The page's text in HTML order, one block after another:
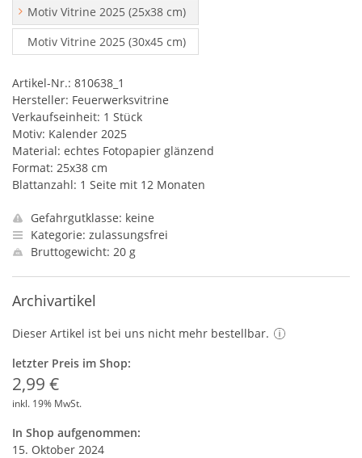
Motiv Vitrine 2025 (25x38 cm)
Motiv Vitrine 2025 (30x45 cm)
Artikel-Nr.: 810638_1
Hersteller: Feuerwerksvitrine
Verkaufseinheit: 1 Stück
Motiv: Kalender 2025
Material: echtes Fotopapier glänzend
Format: 25x38 cm
Blattanzahl: 1 Seite mit 12 Monaten
Gefahrgutklasse: keine
Kategorie: zulassungsfrei
Bruttogewicht: 20 g
Archivartikel
Dieser Artikel ist bei uns nicht mehr bestellbar.
letzter Preis im Shop:
2,99 €
inkl. 19% MwSt.
In Shop aufgenommen:
15. Oktober 2024